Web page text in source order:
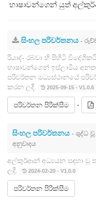
භාෂාවන්ගෙන් යුත්
සිංහල පරිවර්තනය -
රියාද්- රබ්වා හි පිහිටි
භාෂාවන්ගෙන් ඉස්ලාමීය
පරිවර්තන මධ්‍යස්ථානයේ
කරන ලදී.
2025-09-15 - V1.0.6
පරිවර්තන පිරික්සීම -
සිංහල පරිවර්තනය - ශුද්ධ
අනුවාදය
අල්කුර්ආන් අධ්‍යයන සඳහා වූ
ලදී.
2024-02-20 - V1.0.0
පරිවර්තන පිරික්සීම